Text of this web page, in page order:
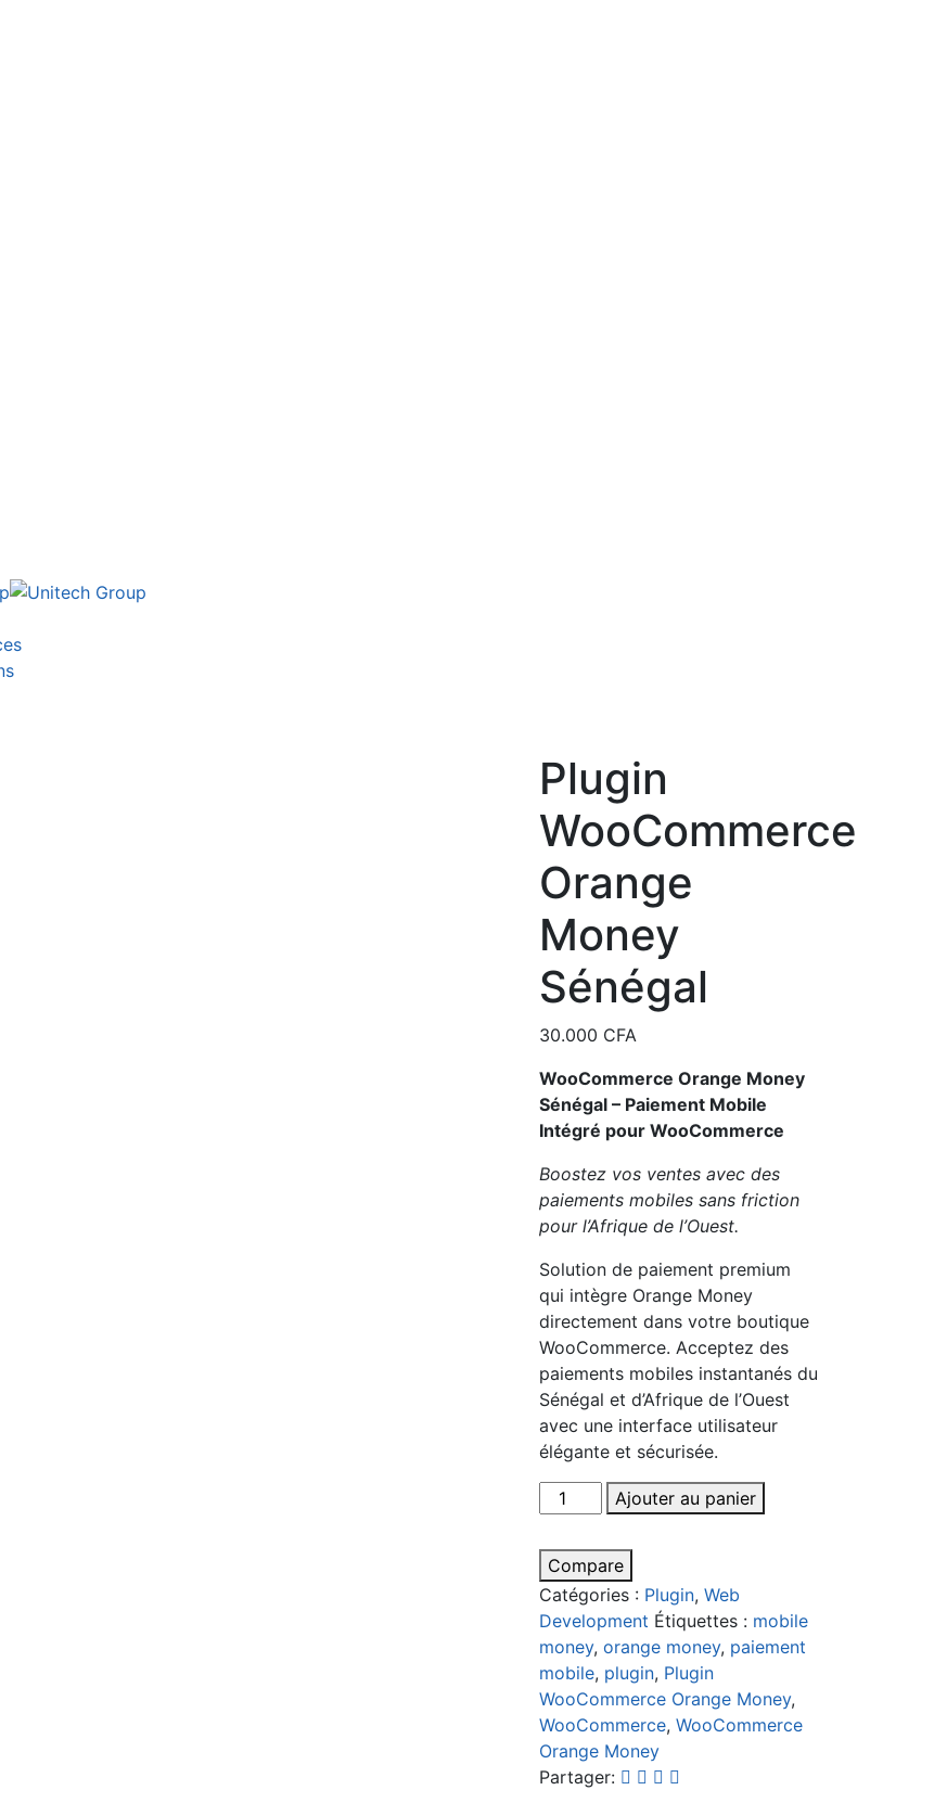
Plugin
WooCommerce
Orange
Money
Sénégal
30.000 CFA
WooCommerce Orange Money
Sénégal – Paiement Mobile
Intégré pour WooCommerce
Boostez vos ventes avec des
paiements mobiles sans friction
pour l’Afrique de l’Ouest.
Solution de paiement premium
qui intègre Orange Money
directement dans votre boutique
WooCommerce. Acceptez des
paiements mobiles instantanés du
Sénégal et d’Afrique de l’Ouest
avec une interface utilisateur
élégante et sécurisée.
quantité
de
Plugin
WooCommerce
Orange
Money
Sénégal
Ajouter au panier
Compare
Catégories : Plugin, Web
Development Étiquettes : mobile
money, orange money, paiement
mobile, plugin, Plugin
WooCommerce Orange Money,
WooCommerce, WooCommerce
Orange Money
Partager: